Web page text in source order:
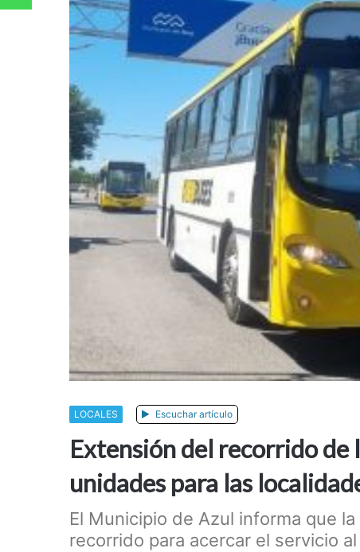
LOCALES Escuchar artículo
Extensión del recorrido de
unidades para las
El Municipio de Azul informa que
recorrido para acercar el servicio